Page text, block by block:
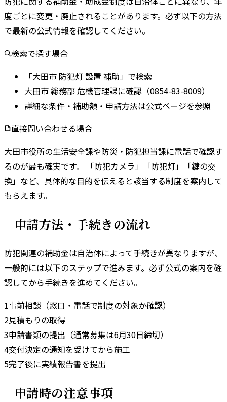
度ごとに変更・廃止されることがあります。 必ず以下の方法
で最新の公式情報を確認してください。
検索で探す場合
「大田市 防犯灯 設置 補助」で検索
大田市 総務部 危機管理課に確認（0854-83-8009）
詳細な条件・補助額・申請方法は公式ページを参照
直接問い合わせる場合
大田市役所の生活安全課や防災・防犯担当課に電話で確認す
るのが最も確実です。 「防犯カメラ」「防犯灯」「鍵の交
換」など、具体的な目的を伝えると該当する制度を案内して
もらえます。
申請方法・手続きの流れ
防犯関連の補助金は自治体によって手続きが異なりますが、
一般的には以下のステップで進みます。 必ず公式の案内を確
認してから手続きを進めてください。
1事前相談（窓口・電話で制度の対象か確認）
2見積もりの取得
3申請書類の提出（通常募集は6月30日締切）
4交付決定の通知を受けてから施工
5完了後に実績報告書を提出
申請時の注意事項